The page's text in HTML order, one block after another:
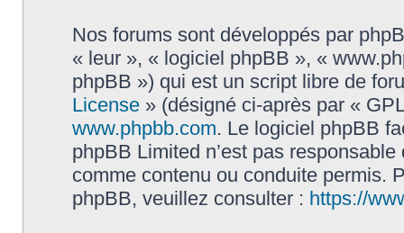
Nos forums sont développés par
« leur », « logiciel phpBB », «
phpBB ») qui est un script libre de
License » (désigné ci-après par «
www.phpbb.com. Le logiciel phpBB
phpBB Limited n’est pas
comme contenu ou conduite permis.
phpBB, veuillez consulter : https://